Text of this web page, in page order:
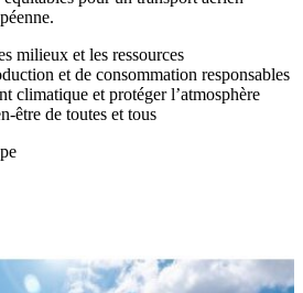
milieux et les ressources
et de consommation responsables
climatique et protéger l’atmosphère
être de toutes et tous